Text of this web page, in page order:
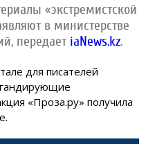
«экстремистской
в министерстве
передаетiaNews.kz.
для писателей
«Проза.ру» получила